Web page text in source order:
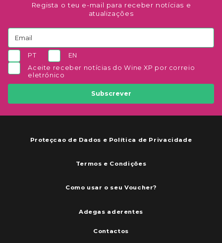
Regista o teu e-mail para receber notícias e
atualizações
PT
EN
Aceite receber notícias do Wine XP por correio
eletrónico
Subscrever
Proteçcao de Dados e Política de Privacidade
Termos e Condições
Como usar o seu Voucher?
Adegas aderentes
Contactos